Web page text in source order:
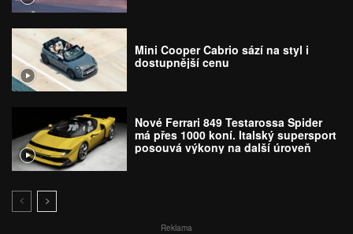
Mini Cooper Cabrio sází na styl i
dostupnější cenu
Nové Ferrari 849 Testarossa Spider
má přes 1000 koní. Italský supersport
posouvá výkony na další úroveň
Reklama